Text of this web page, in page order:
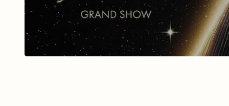
BLINDED BY DELIGHT